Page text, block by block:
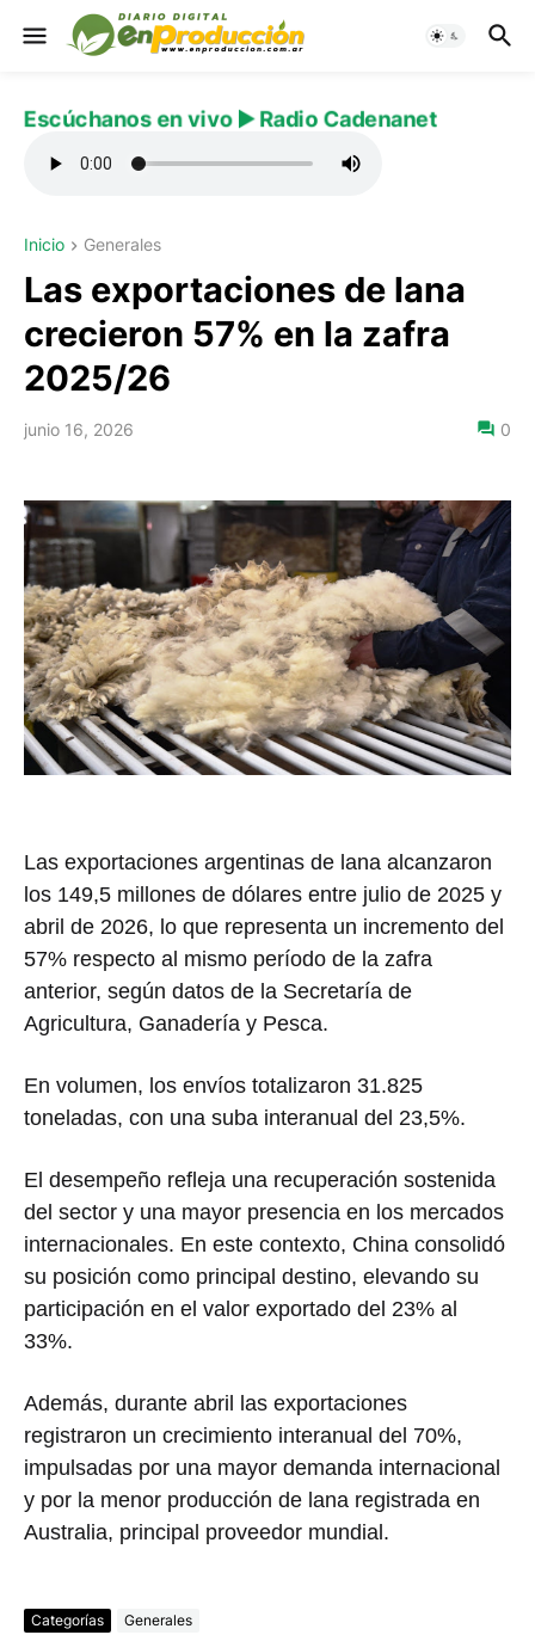
Escúchanos en vivo ▶️ Radio Cadenanet
Inicio Generales
Las exportaciones de lana
crecieron 57% en la zafra
2025/26
junio 16, 2026 0
Las exportaciones argentinas de lana alcanzaron
los 149,5 millones de dólares entre julio de 2025 y
abril de 2026, lo que representa un incremento del
57% respecto al mismo período de la zafra
anterior, según datos de la Secretaría de
Agricultura, Ganadería y Pesca.
En volumen, los envíos totalizaron 31.825
toneladas, con una suba interanual del 23,5%.
El desempeño refleja una recuperación sostenida
del sector y una mayor presencia en los mercados
internacionales. En este contexto, China consolidó
su posición como principal destino, elevando su
participación en el valor exportado del 23% al
33%.
Además, durante abril las exportaciones
registraron un crecimiento interanual del 70%,
impulsadas por una mayor demanda internacional
y por la menor producción de lana registrada en
Australia, principal proveedor mundial.
Categorías Generales